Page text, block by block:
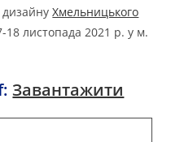
дизайнуХмельницького
18 листопада 2021 р. у м.
Завантажити